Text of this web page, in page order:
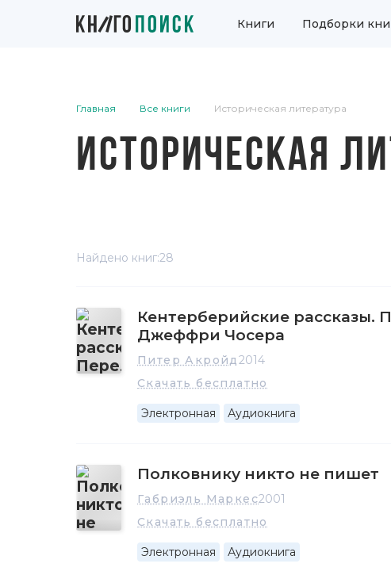
Книги Подборки
Главная Все книги Историческая литература
ИСТОРИЧЕСКАЯ
Найдено книг:28
Кентерберийские рассказы.
Джеффри Чосера
Питер Акройд2014
Скачать бесплатно
Электронная Аудиокнига
Полковнику никто не пишет
Габриэль Маркес2001
Скачать бесплатно
Электронная Аудиокнига